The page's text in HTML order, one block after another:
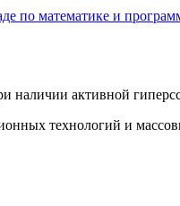
по математике и
наличии активной
технологий и